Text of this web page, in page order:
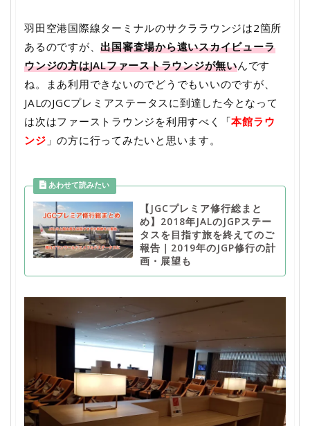
羽田空港国際線ターミナルのサクララウンジは2箇所
あるのですが、出国審査場から遠いスカイビューラ
ウンジの方はJALファーストラウンジが無いんです
ね。まあ利用できないのでどうでもいいのですが、
JALのJGCプレミアステータスに到達した今となって
は次はファーストラウンジを利用すべく「本館ラウ
ンジ 」の方に行ってみたいと思います。
【JGCプレミア修行総まと
め】2018年JALのJGPステー
タスを目指す旅を終えてのご
報告｜2019年のJGP修行の計
画・展望も